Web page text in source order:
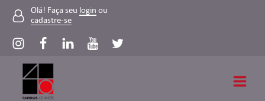
Olá! Faça seu login ou
cadastre-se